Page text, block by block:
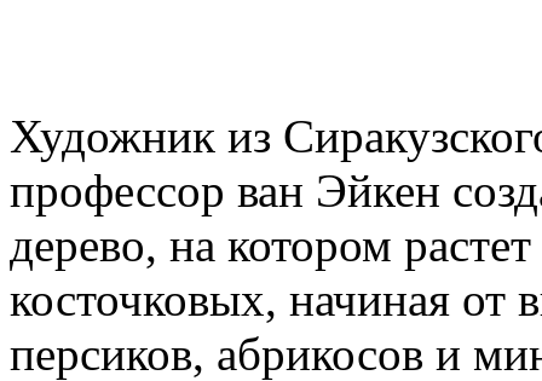
Художник из
профессор ван Эйкен
дерево, на котором
косточковых, начиная от
персиков, абрикосов и